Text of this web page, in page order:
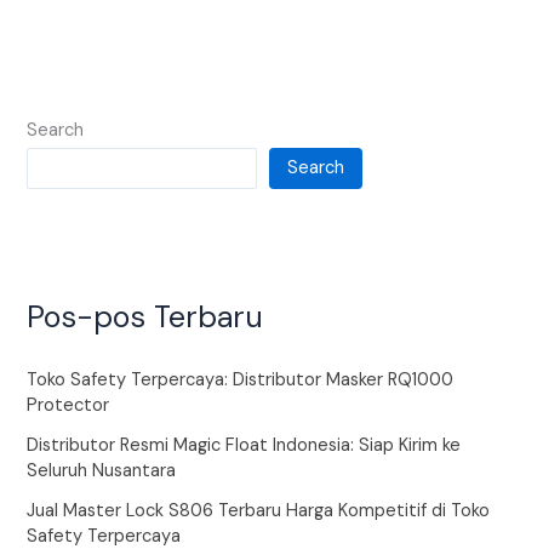
Search
Search
Pos-pos Terbaru
Toko Safety Terpercaya: Distributor Masker RQ1000
Protector
Distributor Resmi Magic Float Indonesia: Siap Kirim ke
Seluruh Nusantara
Jual Master Lock S806 Terbaru Harga Kompetitif di Toko
Safety Terpercaya